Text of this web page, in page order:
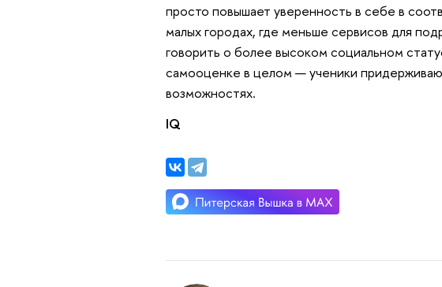
просто повышает уверенность в себе в
малых городах, где меньше сервисов для
говорить о более высоком социальном
самооценке в целом — ученики
возможностях.
IQ